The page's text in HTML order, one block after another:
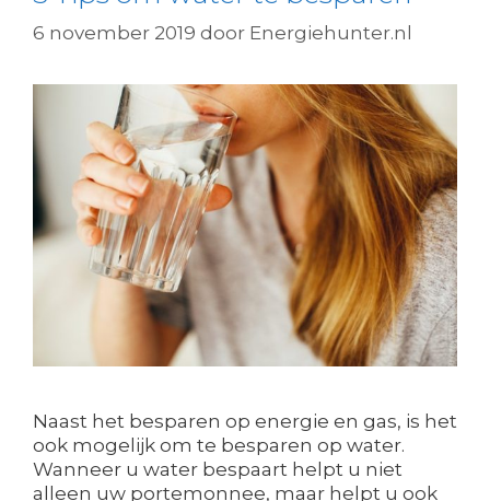
6 november 2019 door Energiehunter.nl
Naast het besparen op energie en gas, is het
ook mogelijk om te besparen op water.
Wanneer u water bespaart helpt u niet
alleen uw portemonnee, maar helpt u ook